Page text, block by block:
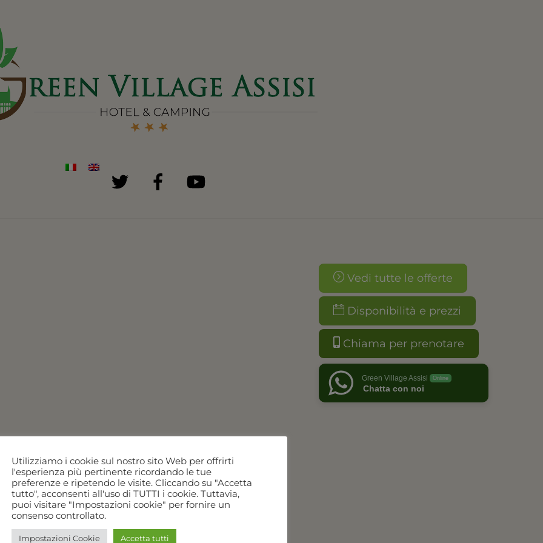
Vedi tutte le offerte
Disponibilità e prezzi
Chiama per prenotare
Green Village Assisi Online
Chatta con noi
Utilizziamo i cookie sul nostro sito Web per offrirti
l'esperienza più pertinente ricordando le tue
preferenze e ripetendo le visite. Cliccando su "Accetta
tutto", acconsenti all'uso di TUTTI i cookie. Tuttavia,
puoi visitare "Impostazioni cookie" per fornire un
consenso controllato.
Impostazioni Cookie Accetta tutti